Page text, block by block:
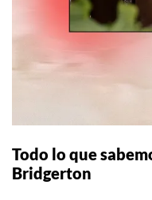
Todo lo que
Bridgerton